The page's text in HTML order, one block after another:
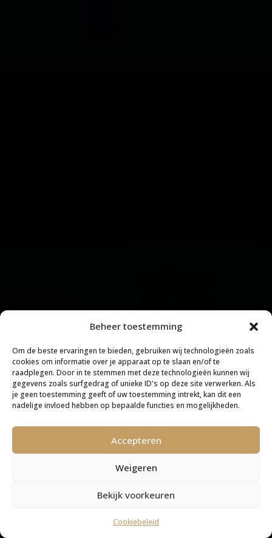
Beheer toestemming
Om de beste ervaringen te bieden, gebruiken wij technologieën zoals
cookies om informatie over je apparaat op te slaan en/of te
raadplegen. Door in te stemmen met deze technologieën kunnen wij
gegevens zoals surfgedrag of unieke ID's op deze site verwerken. Als
je geen toestemming geeft of uw toestemming intrekt, kan dit een
nadelige invloed hebben op bepaalde functies en mogelijkheden.
Accepteren
Weigeren
Bekijk voorkeuren
Cookiebeleid